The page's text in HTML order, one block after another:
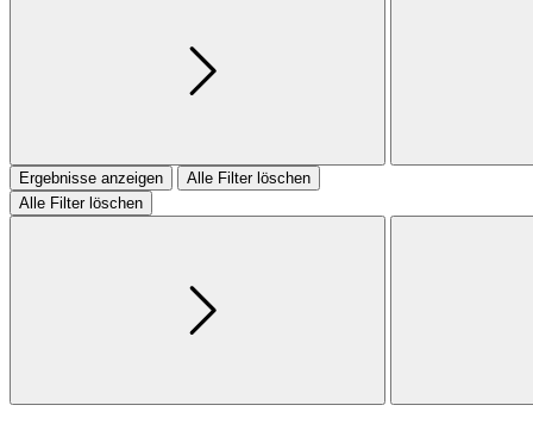
Ergebnisse anzeigen
Alle Filter löschen
Alle Filter löschen